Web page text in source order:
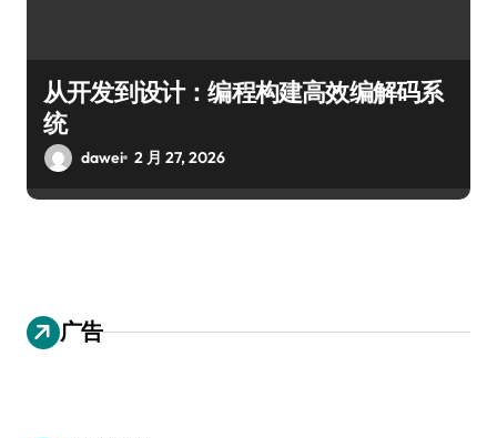
从开发到设计：编程构建高效编解码系
统
dawei 2 月 27, 2026
广告